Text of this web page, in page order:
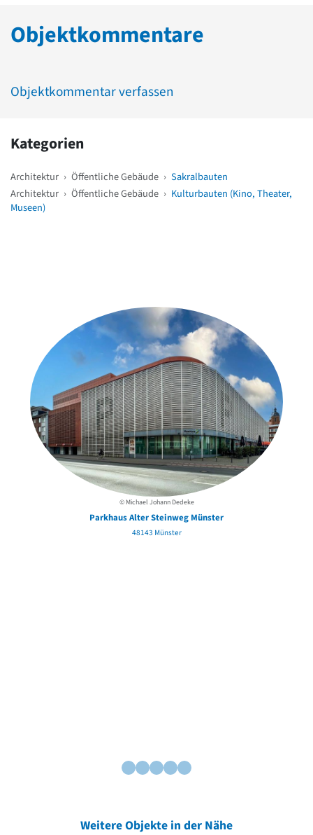
Objektkommentare
Objektkommentar verfassen
Kategorien
Architektur › Öffentliche Gebäude › Sakralbauten
Architektur › Öffentliche Gebäude › Kulturbauten (Kino, Theater,
Museen)
© Michael Johann Dedeke
Parkhaus Alter Steinweg Münster
48143 Münster
Weitere Objekte in der Nähe